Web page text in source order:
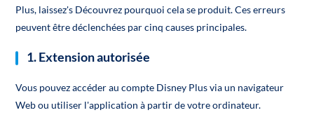
Plus, laissez's Découvrez pourquoi cela se produit. Ces erreurs
peuvent être déclenchées par cinq causes principales.
1. Extension autorisée
Vous pouvez accéder au compte Disney Plus via un navigateur
Web ou utiliser l'application à partir de votre ordinateur.